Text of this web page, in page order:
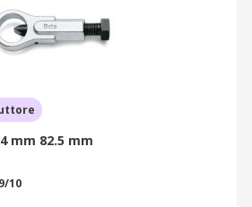
mm 82.5 mm
10